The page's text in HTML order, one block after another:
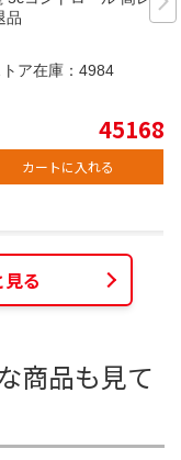
品
ア在庫： 4984
45168
カートに入れる
る
商品も見て